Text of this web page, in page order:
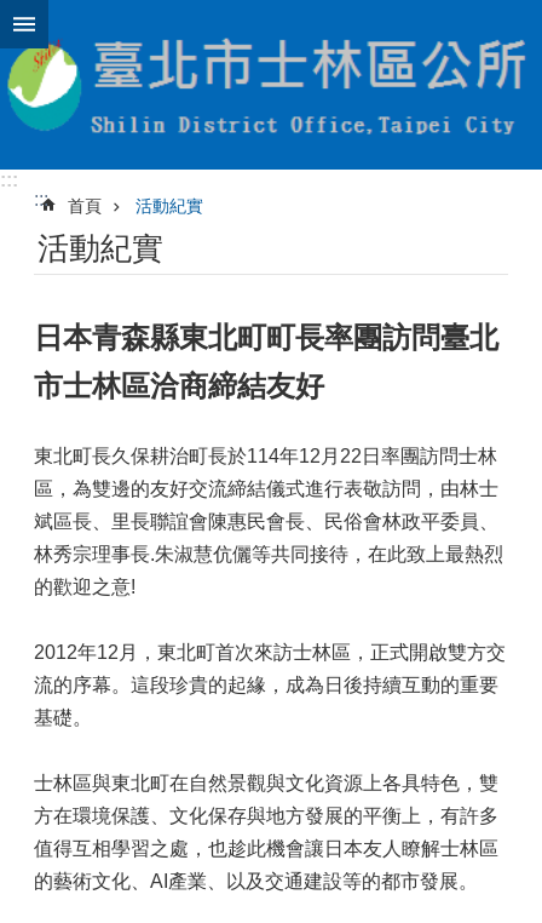
跳到主要內容區塊
:::
:::
首頁 活動紀實
活動紀實
日本青森縣東北町町長率團訪問臺北
市士林區洽商締結友好
東北町長久保耕治町長於114年12月22日率團訪問士林
區，為雙邊的友好交流締結儀式進行表敬訪問，由林士
斌區長、里長聯誼會陳惠民會長、民俗會林政平委員、
林秀宗理事長.朱淑慧伉儷等共同接待，在此致上最熱烈
的歡迎之意!
2012年12月，東北町首次來訪士林區，正式開啟雙方交
流的序幕。這段珍貴的起緣，成為日後持續互動的重要
基礎。
士林區與東北町在自然景觀與文化資源上各具特色，雙
方在環境保護、文化保存與地方發展的平衡上，有許多
值得互相學習之處，也趁此機會讓日本友人瞭解士林區
的藝術文化、AI產業、以及交通建設等的都市發展。